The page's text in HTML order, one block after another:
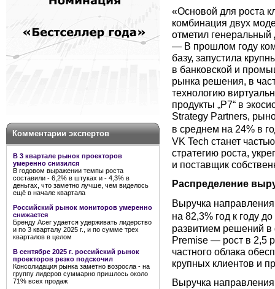
Комментарии экспертов
В 3 квартале рынок проекторов
умеренно снизился
В годовом выражении темпы роста
составили - 6,2% в штуках и - 4,3% в
деньгах, что заметно лучше, чем виделось
ещё в начале квартала
Российский рынок мониторов умеренно
снижается
Бренду Acer удается удерживать лидерство
и по 3 кварталу 2025 г., и по сумме трех
кварталов в целом
В сентябре 2025 г. российский рынок
проекторов резко подскочил
Консолидация рынка заметно возросла - на
группу лидеров суммарно пришлось около
71% всех продаж
«Основой для роста
комбинация двух
отметил генеральный
— В прошлом году
базу, запустила
в банковской и
рынка решения, в
технологию
продукты „Р7“ в
Strategy Partners,
в среднем на 24% в
VK Tech станет
стратегию роста,
и поставщик
Распределение
Выручка
на 82,3% год к году
развитием решений в
Premise — рост в 2,5
частного облака
крупных клиентов и
Выручка